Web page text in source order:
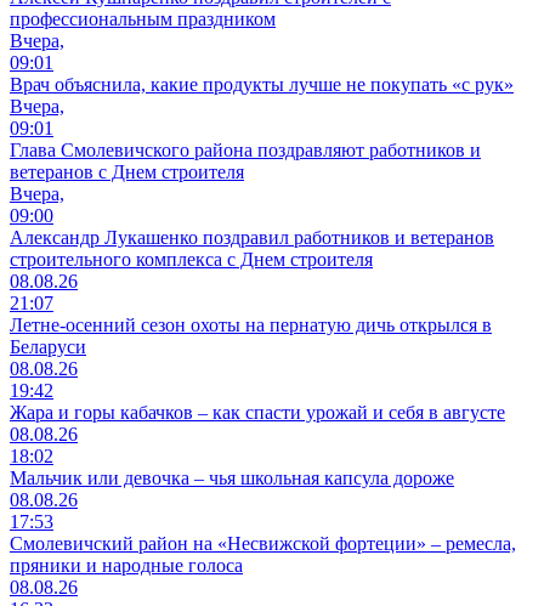
профессиональным праздником
Вчера,
09:01
Врач объяснила, какие продукты лучше не покупать «с рук»
Вчера,
09:01
Глава Смолевичского района поздравляют работников и
ветеранов с Днем строителя
Вчера,
09:00
Александр Лукашенко поздравил работников и ветеранов
строительного комплекса с Днем строителя
08.08.26
21:07
Летне-осенний сезон охоты на пернатую дичь открылся в
Беларуси
08.08.26
19:42
Жара и горы кабачков – как спасти урожай и себя в августе
08.08.26
18:02
Мальчик или девочка – чья школьная капсула дороже
08.08.26
17:53
Смолевичский район на «Несвижской фортеции» – ремесла,
пряники и народные голоса
08.08.26